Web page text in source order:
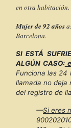
en otra habitación.
Mujer de 92 años
Barcelona.
SI ESTÁ
ALGÚN CASO:
Funciona las 24
llamada no deja
del registro de
—Si eres